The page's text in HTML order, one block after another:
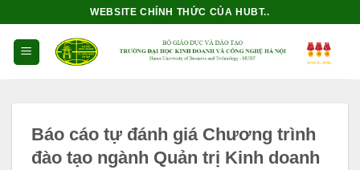
dung
WEBSITE CHÍNH THỨC CỦA HUBT..
Báo cáo tự đánh giá Chương trình
đào tạo ngành Quản trị Kinh doanh